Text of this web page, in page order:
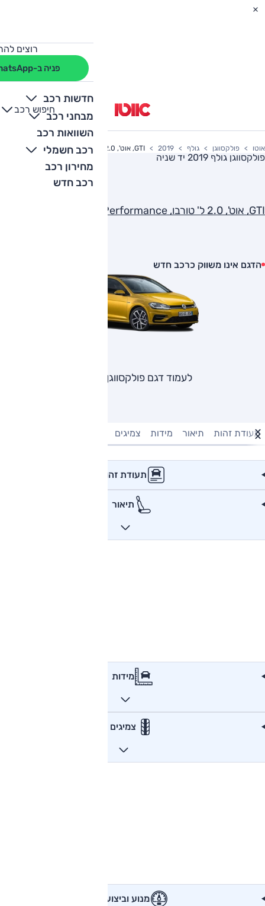
רוצים
פניה ב-WhatsApp
חדשות רכב
מבחני רכב
השוואות רכב
רכב חשמלי
מחירון רכב
רכב חדש
חיפוש רכב
+
-
אוטו פולקסווגן גולף 2019 GTI, אוט', 2.0 ל' טורבו, Performance
פולקסווגן גולף 2019 יד שניה
GTI, אוט', 2.0 ל' טורבו, Performance
הדגם אינו משווק כרכב חדש
לעמוד דגם פולקסווגן גולף
תעודת זהות תיאור מידות צמיגים
תעודת זהות
תיאור
מידות
צמיגים
מנוע וביצועים